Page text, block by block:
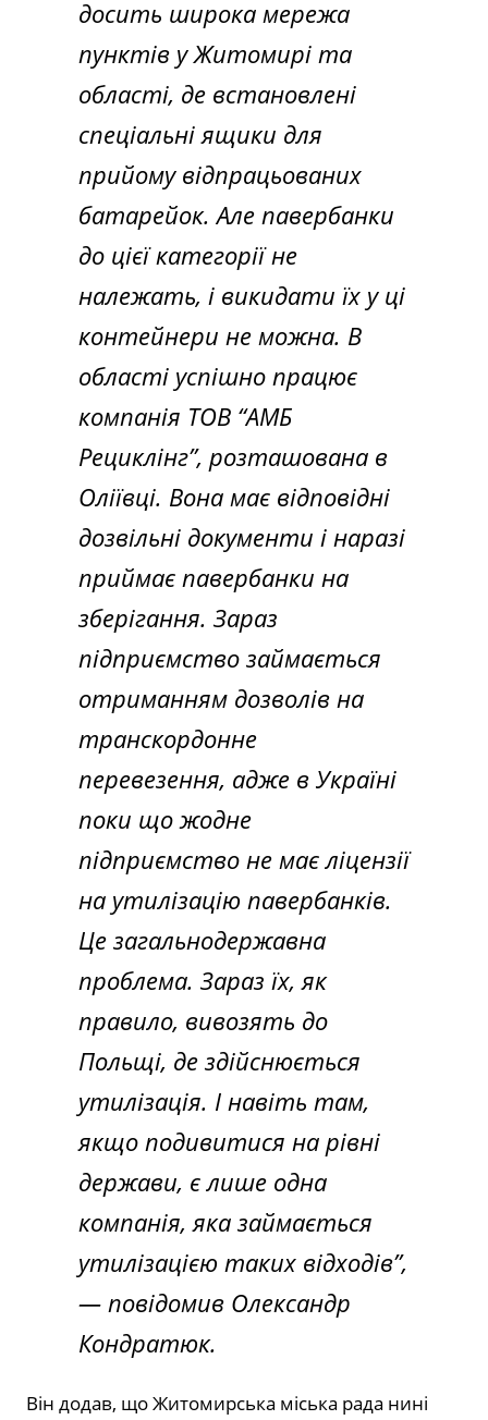
досить широка мережа
пунктів у Житомирі та
області, де встановлені
спеціальні ящики для
прийому відпрацьованих
батарейок. Але павербанки
до цієї категорії не
належать, і викидати їх у ці
контейнери не можна. В
області успішно працює
компанія ТОВ “АМБ
Рециклінг”, розташована в
Оліївці. Вона має відповідні
дозвільні документи і наразі
приймає павербанки на
зберігання. Зараз
підприємство займається
отриманням дозволів на
транскордонне
перевезення, адже в Україні
поки що жодне
підприємство не має ліцензії
на утилізацію павербанків.
Це загальнодержавна
проблема. Зараз їх, як
правило, вивозять до
Польщі, де здійснюється
утилізація. І навіть там,
якщо подивитися на рівні
держави, є лише одна
компанія, яка займається
утилізацією таких відходів”,
— повідомив Олександр
Кондратюк.
Він додав, що Житомирська міська рада нині